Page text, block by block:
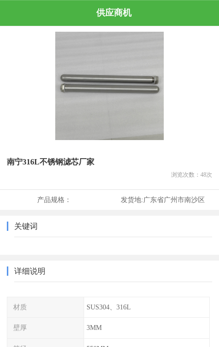
供应商机
南宁316L不锈钢滤芯厂家
浏览次数： 48次
产品规格： 发货地:广东省广州市南沙区
关键词
详细说明
材质 SUS304、316L
壁厚 3MM